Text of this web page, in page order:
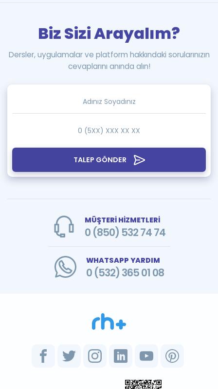
TALEP GÖNDER
Biz Sizi Arayalım?
Dersler, uygulamalar ve platform hakkındaki sorularınızın
cevaplarını anında alın!
MÜŞTERİ HİZMETLERİ
0 (850) 532 74 74
WHATSAPP YARDIM
0 (532) 365 01 08